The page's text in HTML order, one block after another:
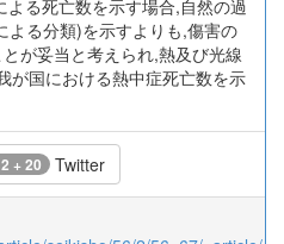
る死亡数を示す場合,自然の過
よる分類)を示すよりも,傷害の
が妥当と考えられ,熱及び光線
が国における熱中症死亡数を示
+ 20 Twitter